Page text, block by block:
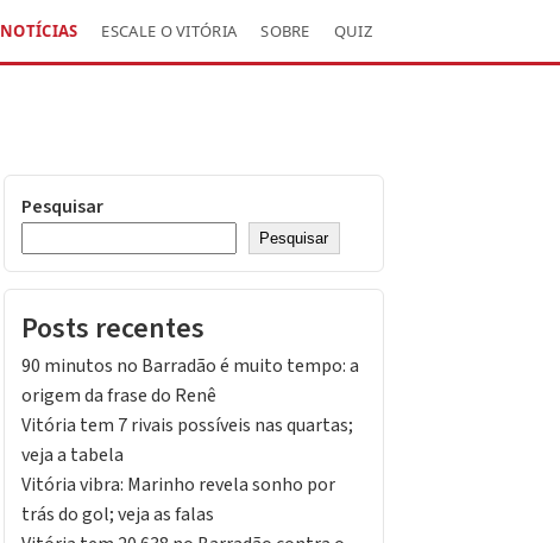
NOTÍCIAS ESCALE O VITÓRIA SOBRE QUIZ
Pesquisar
Pesquisar
Posts recentes
90 minutos no Barradão é muito tempo: a
origem da frase do Renê
Vitória tem 7 rivais possíveis nas quartas;
veja a tabela
Vitória vibra: Marinho revela sonho por
trás do gol; veja as falas